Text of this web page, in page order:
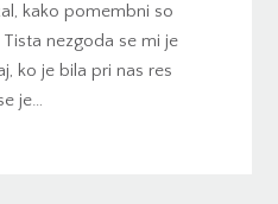
kako pomembni so
nezgoda se mi je
ko je bila pri nas res
je…